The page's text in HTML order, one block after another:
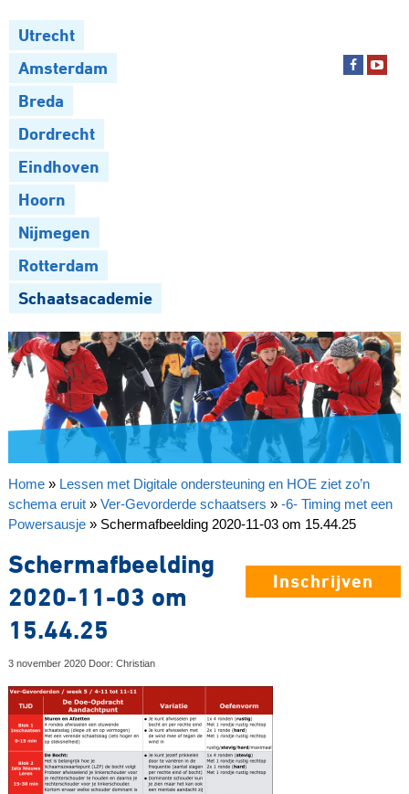
Utrecht
Amsterdam
Breda
Dordrecht
Eindhoven
Hoorn
Nijmegen
Rotterdam
Schaatsacademie
Home» Lessen met Digitale ondersteuning en HOE ziet zo’n
schema eruit» Ver-Gevorderde schaatsers » -6- Timing met een
Powersausje» Schermafbeelding 2020-11-03 om 15.44.25
Inschrijven
Schermafbeelding
2020-11-03 om
15.44.25
3 november 2020 Door: Christian